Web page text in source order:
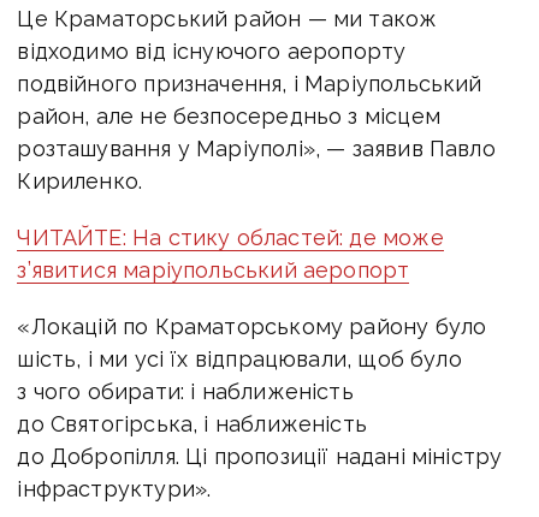
Це Краматорський район — ми також
відходимо від існуючого аеропорту
подвійного призначення, і Маріупольський
район, але не безпосередньо з місцем
розташування у Маріуполі», — заявив Павло
Кириленко.
ЧИТАЙТЕ: На стику областей: де може
з’явитися маріупольський аеропорт
«Локацій по Краматорському району було
шість, і ми усі їх відпрацювали, щоб було
з чого обирати: і наближеність
до Святогірська, і наближеність
до Добропілля. Ці пропозиції надані міністру
інфраструктури».